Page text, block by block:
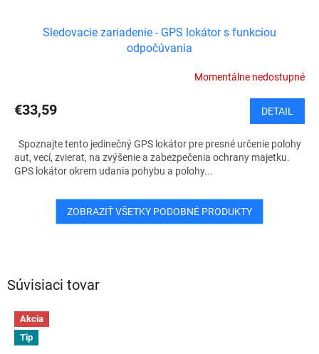
Súvisiaci tovar
Akcia
Tip
Sledovacie zariadenie - GPS lokátor s funkciou
odpočúvania
Momentálne nedostupné
€33,59 DETAIL
Spoznajte tento jedinečný GPS lokátor pre presné určenie polohy
aut, vecí, zvierat, na zvýšenie a zabezpečenia ochrany majetku.
GPS lokátor okrem udania pohybu a polohy...
ZOBRAZIŤ VŠETKY PODOBNÉ PRODUKTY